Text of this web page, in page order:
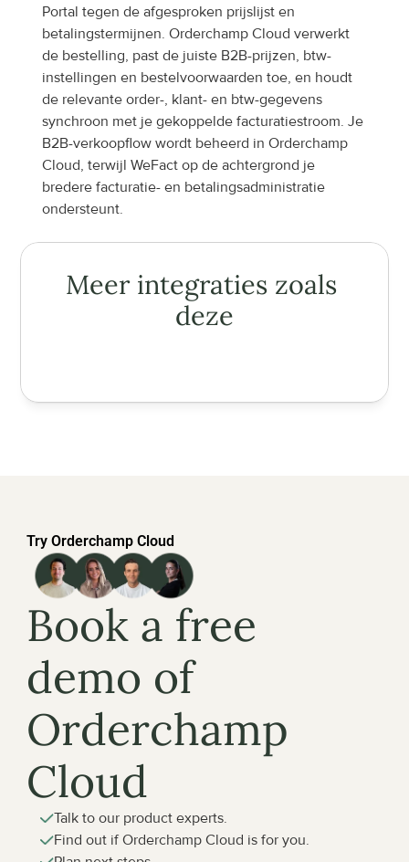
Portal tegen de afgesproken prijslijst en
betalingstermijnen. Orderchamp Cloud verwerkt
de bestelling, past de juiste B2B-prijzen, btw-
instellingen en bestelvoorwaarden toe, en houdt
de relevante order-, klant- en btw-gegevens
synchroon met je gekoppelde facturatiestroom. Je
B2B-verkoopflow wordt beheerd in Orderchamp
Cloud, terwijl WeFact op de achtergrond je
bredere facturatie- en betalingsadministratie
ondersteunt.
Meer integraties zoals
deze
Try Orderchamp Cloud
Book a free
demo of
Orderchamp
Cloud
Talk to our product experts.
Find out if Orderchamp Cloud is for you.